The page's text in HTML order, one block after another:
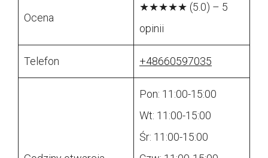
Ocena
★★★★★ (5.0) – 5
opinii
Telefon +48660597035
Pon: 11:00-15:00
Wt: 11:00-15:00
Śr: 11:00-15:00